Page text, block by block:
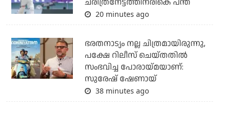
20 minutes ago
ഭരതനാട്യം നല്ല ചിത്രമായിരുന്നു,
പക്ഷേ റിലീസ് ചെയ്തതില്‍
സംഭവിച്ച പോരായ്മയാണ്:
സുരേഷ് ഷേണായ്
38 minutes ago